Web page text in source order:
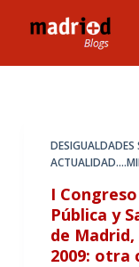
l
DESIGUALDADES
I
Pública y
de Madrid,
2009: otra